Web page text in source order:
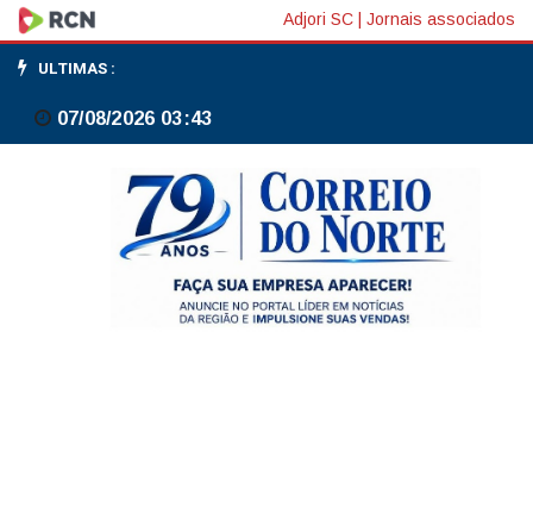
Três
Barras
continua
distribuição
cestas
Adjori SC Jornais associados
ULTIMAS :
07/08/2026 03:43